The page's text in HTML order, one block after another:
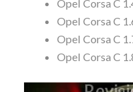
Opel Corsa C
Opel Corsa C
Opel Corsa C
Opel Corsa C